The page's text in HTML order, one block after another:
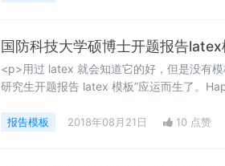
国防科技大学硕博士开题报告latex
<p>用过 latex 就会知道它的好，但是没有
研究生开题报告 latex 模板”应运而生了。
报告模板 2018年08月21日 10 点赞